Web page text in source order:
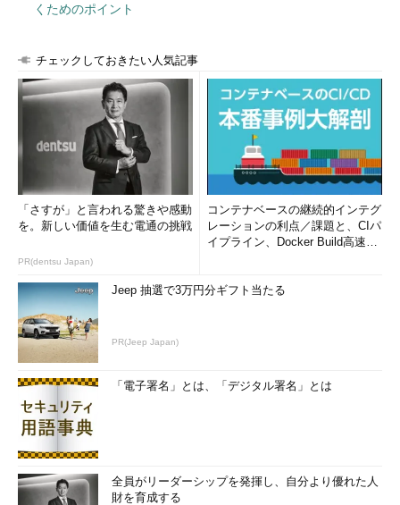
くためのポイント
チェックしておきたい人気記事
「さすが」と言われる驚きや感動
を。新しい価値を生む電通の挑戦
PR(dentsu Japan)
コンテナベースの継続的インテグ
レーションの利点／課題と、CIパ
イプライン、Docker Build高速化
Jeep 抽選で3万円分ギフト当たる
PR(Jeep Japan)
「電子署名」とは、「デジタル署名」とは
全員がリーダーシップを発揮し、自分より優れた人
財を育成する